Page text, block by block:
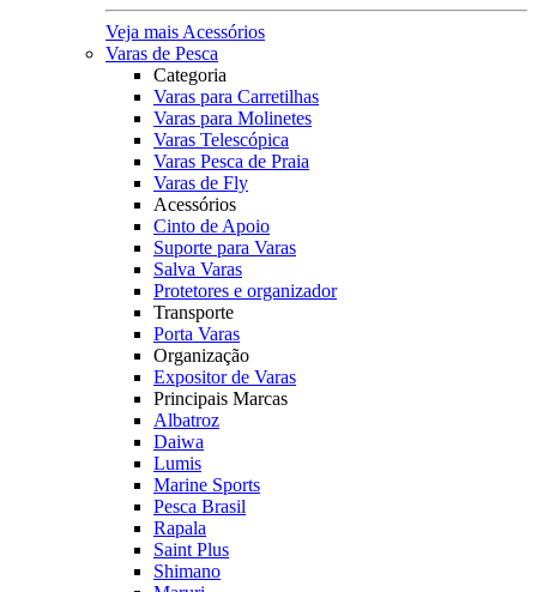
Veja mais Acessórios
Varas de Pesca
Categoria
Varas para Carretilhas
Varas para Molinetes
Varas Telescópica
Varas Pesca de Praia
Varas de Fly
Acessórios
Cinto de Apoio
Suporte para Varas
Salva Varas
Protetores e organizador
Transporte
Porta Varas
Organização
Expositor de Varas
Principais Marcas
Albatroz
Daiwa
Lumis
Marine Sports
Pesca Brasil
Rapala
Saint Plus
Shimano